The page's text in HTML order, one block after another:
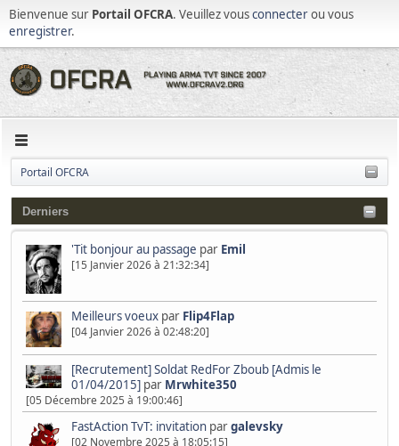
Bienvenue sur Portail OFCRA. Veuillez vousconnecterou vous
enregistrer.
Portail OFCRA
Derniers
'Tit bonjour au passage par Emil
[15 Janvier 2026 à 21:32:34]
Meilleurs voeux par Flip4Flap
[04 Janvier 2026 à 02:48:20]
[Recrutement] Soldat RedFor Zboub [Admis le
01/04/2015] par Mrwhite350
[05 Décembre 2025 à 19:00:46]
FastAction TvT: invitation pargalevsky
[02 Novembre 2025 à 18:05:15]